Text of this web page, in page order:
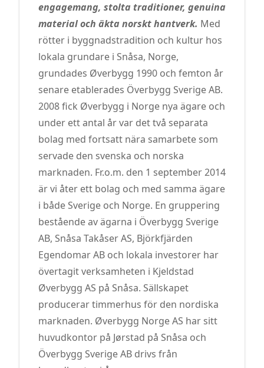
engagemang, stolta traditioner, genuina
material och äkta norskt hantverk. Med
rötter i byggnadstradition och kultur hos
lokala grundare i Snåsa, Norge,
grundades Øverbygg 1990 och femton år
senare etablerades Överbygg Sverige AB.
2008 fick Øverbygg i Norge nya ägare och
under ett antal år var det två separata
bolag med fortsatt nära samarbete som
servade den svenska och norska
marknaden. Fr.o.m. den 1 september 2014
är vi åter ett bolag och med samma ägare
i både Sverige och Norge. En gruppering
bestående av ägarna i Överbygg Sverige
AB, Snåsa Takåser AS, Björkfjärden
Egendomar AB och lokala investorer har
övertagit verksamheten i Kjeldstad
Øverbygg AS på Snåsa. Sällskapet
producerar timmerhus för den nordiska
marknaden. Øverbygg Norge AS har sitt
huvudkontor på Jørstad på Snåsa och
Överbygg Sverige AB drivs från